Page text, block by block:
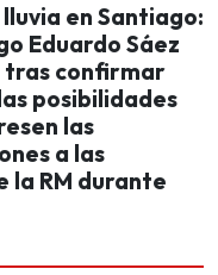
en Santiago:
Eduardo Sáez
tras confirmar
posibilidades
las
a las
la RM durante